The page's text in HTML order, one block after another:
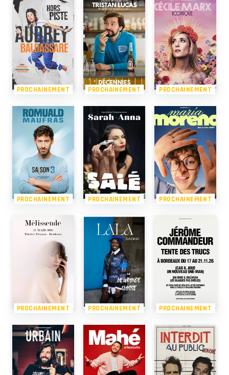
PROCHAINEMENT PROCHAINEMENT PROCHAINEMENT
PROCHAINEMENT PROCHAINEMENT PROCHAINEMENT
PROCHAINEMENT PROCHAINEMENT PROCHAINEMENT